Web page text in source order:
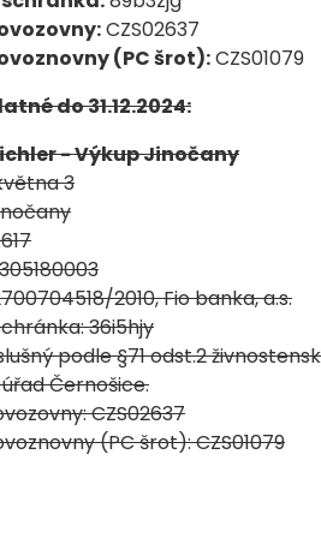
CZS02637
(PC šrot):CZS01079
do 31.12.2024:
- Výkup Jinočany
3
2010, Fio banka, a.s.
36i5hjy
podle §71 odst.2
Černošice.
CZS02637
(PC šrot): CZS01079